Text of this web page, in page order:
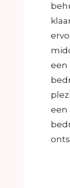
een
een